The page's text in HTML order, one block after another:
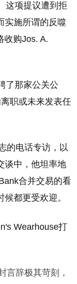
这项提议遭到拒
实施所谓的反噬
收购Jos. A.
了那家公关公
职或未来发表任
的电话专访，以
谈中，他坦率地
合并交易的看
都更受欢迎。
Wearhouse打
辞极其苛刻，